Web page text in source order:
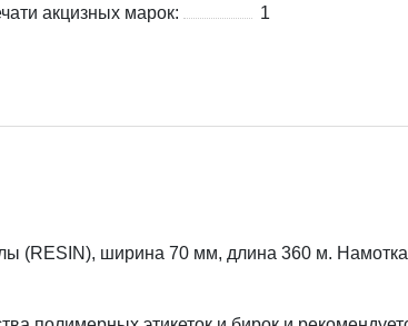
акцизных марок:
1
(RESIN), ширина 70 мм, длина 360 м. Намотка